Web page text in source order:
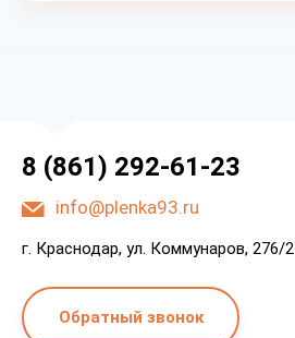
8 (861) 292-61-23
info@plenka93.ru
г. Краснодар, ул. Коммунаров, 276/2
Обратный звонок